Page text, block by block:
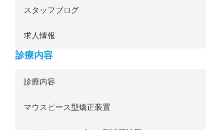
スタッフブログ
求人情報
診療内容
診療内容
マウスピース型矯正装置